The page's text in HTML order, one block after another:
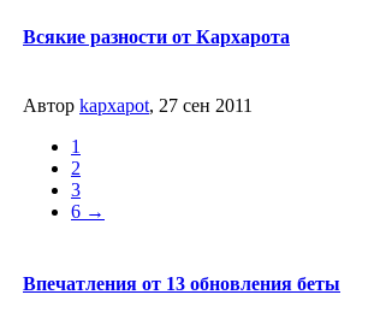
Всякие разности от Кархарота
Автор kapxapot, 27 сен 2011
1
2
3
6 →
Впечатления от 13 обновления беты